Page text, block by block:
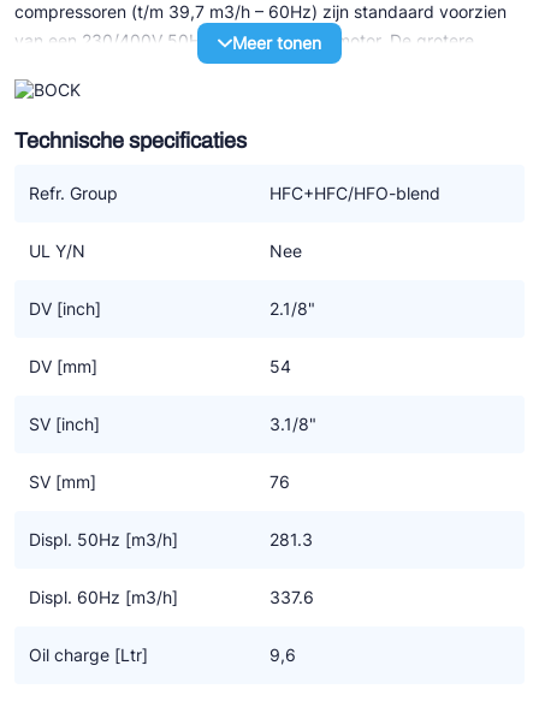
compressoren (t/m 39,7 m3/h – 60Hz) zijn standaard voorzien
van een 230/400V 50Hz 3-fasen elektromotor. De grotere
modellen (v.a. 41,3 m3/h – 50Hz) hebben allen een 3x400V
50Hz part winding motor.
Speciale eigenschappen:
- Uitstekend loopcomfort
- Onderhoudsvriendelijk door o.a. gemakkelijk te verwisselen
- Een oliepomp, derhalve zeer geschikt voor toerenregeling met
- Sterk verbeterd door optimalisatie van motor-efficiency,
Geschikt voor conventionele – of chloorvrije HFC
Meer tonen
Technische specificaties
Refr. Group HFC+HFC/HFO-blend
UL Y/N Nee
DV [inch] 2.1/8"
DV [mm] 54
SV [inch] 3.1/8"
SV [mm] 76
Displ. 50Hz [m3/h] 281.3
Displ. 60Hz [m3/h] 337.6
Oil charge [Ltr] 9,6